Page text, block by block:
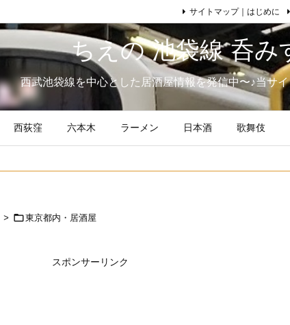
ちえの 池袋線 呑み
西武池袋線を中心とした居酒屋情報を発信中〜♪当サ
西荻窪 六本木 ラーメン 日本酒 歌舞伎
サイトマップ｜はじめに
> 東京都内・居酒屋
スポンサーリンク